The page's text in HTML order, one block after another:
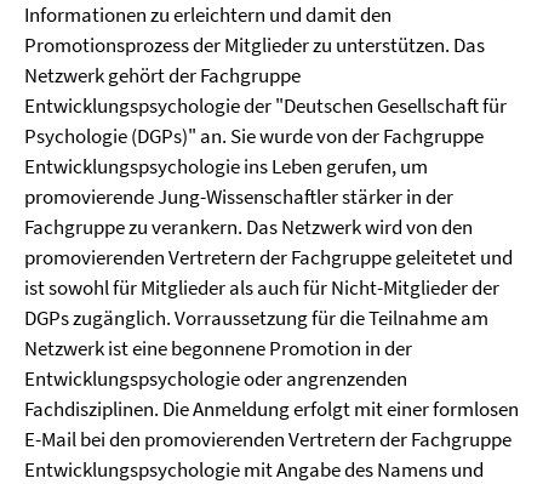
Informationen zu erleichtern und damit den
Promotionsprozess der Mitglieder zu unterstützen. Das
Netzwerk gehört der Fachgruppe
Entwicklungspsychologie der "Deutschen Gesellschaft für
Psychologie (DGPs)" an. Sie wurde von der Fachgruppe
Entwicklungspsychologie ins Leben gerufen, um
promovierende Jung-Wissenschaftler stärker in der
Fachgruppe zu verankern. Das Netzwerk wird von den
promovierenden Vertretern der Fachgruppe geleitetet und
ist sowohl für Mitglieder als auch für Nicht-Mitglieder der
DGPs zugänglich. Vorraussetzung für die Teilnahme am
Netzwerk ist eine begonnene Promotion in der
Entwicklungspsychologie oder angrenzenden
Fachdisziplinen. Die Anmeldung erfolgt mit einer formlosen
E-Mail bei den promovierenden Vertretern der Fachgruppe
Entwicklungspsychologie mit Angabe des Namens und